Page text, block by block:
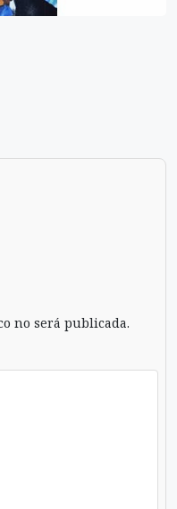
no será publicada.